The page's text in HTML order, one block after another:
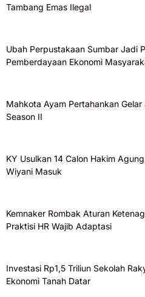
Tambang Emas Ilegal
Ubah Perpustakaan Sumbar Jadi
Pemberdayaan Ekonomi
Mahkota Ayam Pertahankan Gelar
Season II
KY Usulkan 14 Calon Hakim
Wiyani Masuk
Kemnaker Rombak Aturan
Praktisi HR Wajib Adaptasi
Investasi Rp1,5 Triliun Sekolah
Ekonomi Tanah Datar